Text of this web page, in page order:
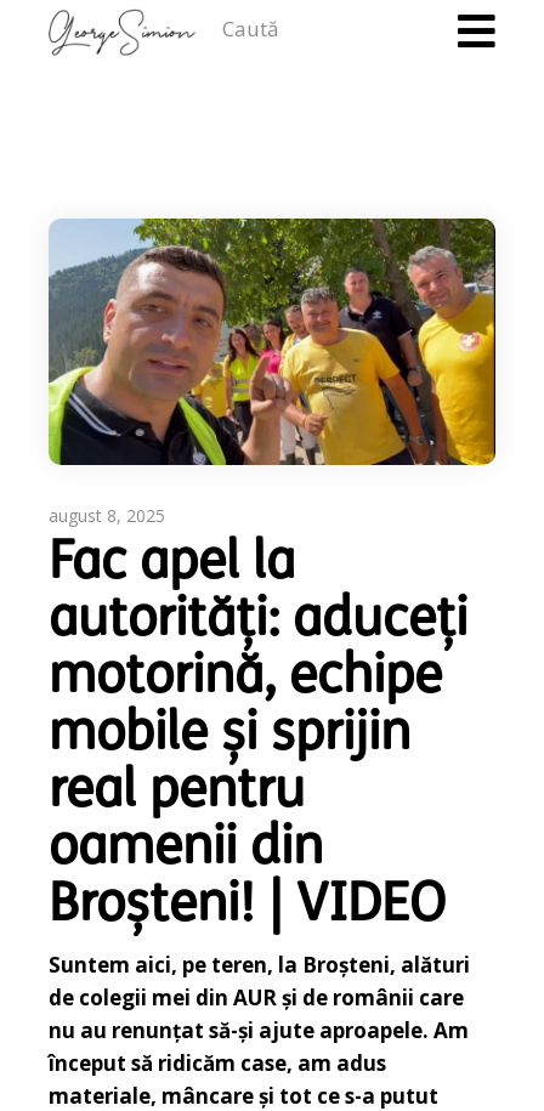
august 8, 2025
Fac apel la
autorități: aduceți
motorină, echipe
mobile și sprijin
real pentru
oamenii din
Broșteni! | VIDEO
Suntem aici, pe teren, la Broșteni, alături
de colegii mei din AUR și de românii care
nu au renunțat să-și ajute aproapele. Am
început să ridicăm case, am adus
materiale, mâncare și tot ce s-a putut